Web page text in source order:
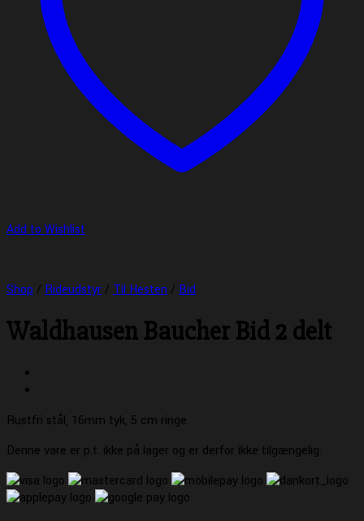
Add to Wishlist
Shop / Rideudstyr / Til Hesten / Bid
Waldhausen Baucher Bid 2 delt
Rustfri stål, 16mm tyk, 5 cm ringe
Denne vare er p.t. ikke på lager og er derfor ikke tilgængelig.